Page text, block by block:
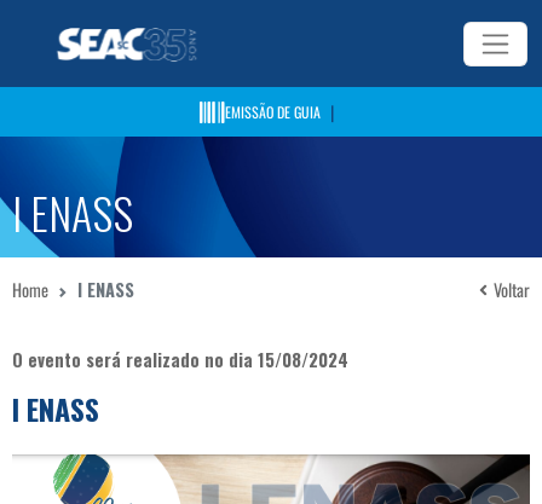
EMISSÃO DE GUIA |
I ENASS
Home I ENASS Voltar
O evento será realizado no dia 15/08/2024
I ENASS